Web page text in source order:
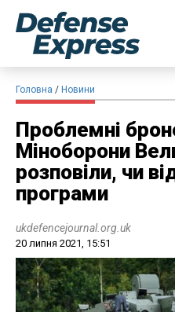
Головна Новини
Проблемні
Міноборони
розповіли, чи
програми
ukdefencejournal.org.uk
20 липня 2021, 15:51